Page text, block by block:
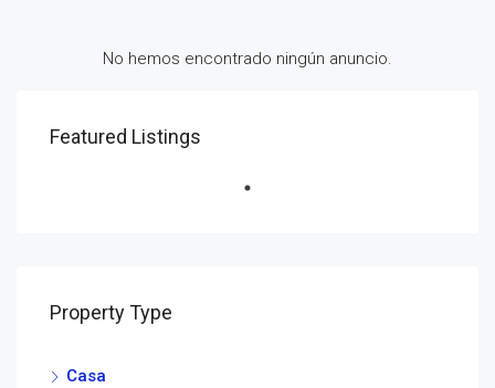
No hemos encontrado ningún anuncio.
Featured Listings
Property Type
Casa